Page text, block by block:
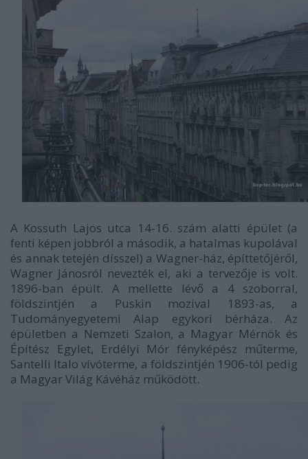
A Kossuth Lajos utca 14-16. szám alatti épület (a
fenti képen jobbról a második, a hatalmas kupolával
és annak tetején dísszel) a Wagner-ház, építtetőjéről,
Wagner Jánosról nevezték el, aki a tervezője is volt.
1896-ban épült. A mellette lévő a 4 szoborral,
földszintjén a Puskin mozival 1893-as, a
Tudományegyetemi Alap egykori bérháza. Az
épületben a Nemzeti Szalon, a Magyar Mérnök és
Építész Egylet, Erdélyi Mór fényképész műterme,
Santelli Italo vívóterme, a földszintjén 1906-tól pedig
a Magyar Világ Kávéház működött.